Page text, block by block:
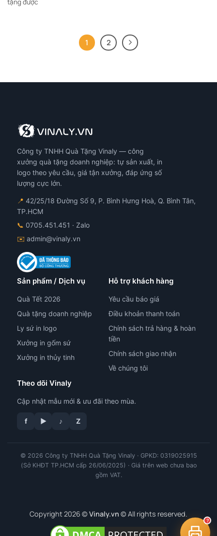
tặng được
1 2
Công ty TNHH Quà Tặng Vinaly — công
xưởng quà tặng doanh nghiệp: tự sản xuất, in
logo theo yêu cầu, giá tận xưởng, đáp ứng số
lượng cực lớn.
📍 42/25/18 Đường Số 9, P. Bình Hưng Hoà, Q. Bình Tân,
TP.HCM
📞 0705.451.451 · Zalo
✉️ admin@vinaly.vn
Sản phẩm / Dịch vụ
Quà Tết 2026
Quà tặng doanh nghiệp
Ly sứ in logo
Xưởng in gốm sứ
Xưởng in thủy tinh
Hỗ trợ khách hàng
Yêu cầu báo giá
Điều khoản thanh toán
Chính sách trả hàng & hoàn
tiền
Chính sách giao nhận
Về chúng tôi
Theo dõi Vinaly
Cập nhật mẫu mới & ưu đãi theo mùa.
f ▶ ♪ Z
© 2026 Công ty TNHH Quà Tặng Vinaly · GPKD: 0319025915
(Sở KHĐT TP.HCM cấp 26/06/2025) · Giá trên web chưa bao
gồm VAT.
Copyright 2026 © Vinaly.vn © All rights reserved.
tư vấn công nghệ in
?